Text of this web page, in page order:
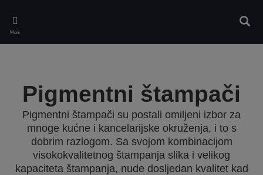
main
content
Meni
Pigmentni štampači
Pigmentni štampači su postali omiljeni izbor za
mnoge kućne i kancelarijske okruženja, i to s
dobrim razlogom. Sa svojom kombinacijom
visokokvalitetnog štampanja slika i velikog
kapaciteta štampanja, nude dosljedan kvalitet kad